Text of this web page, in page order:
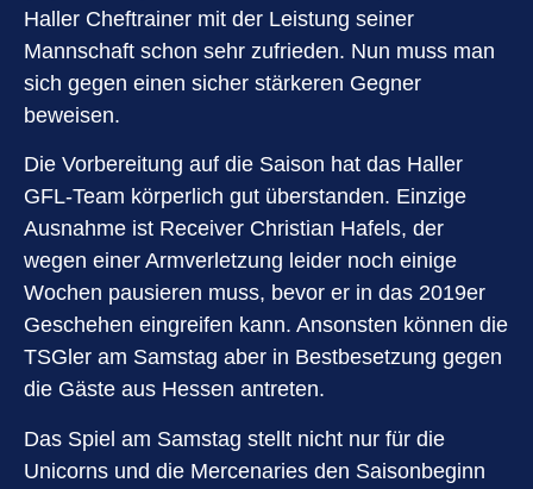
Haller Cheftrainer mit der Leistung seiner
Mannschaft schon sehr zufrieden. Nun muss man
sich gegen einen sicher stärkeren Gegner
beweisen.
Die Vorbereitung auf die Saison hat das Haller
GFL-Team körperlich gut überstanden. Einzige
Ausnahme ist Receiver Christian Hafels, der
wegen einer Armverletzung leider noch einige
Wochen pausieren muss, bevor er in das 2019er
Geschehen eingreifen kann. Ansonsten können die
TSGler am Samstag aber in Bestbesetzung gegen
die Gäste aus Hessen antreten.
Das Spiel am Samstag stellt nicht nur für die
Unicorns und die Mercenaries den Saisonbeginn